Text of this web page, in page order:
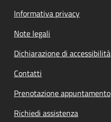
Informativa privacy
Note legali
Dichiarazione di accessibilità
Contatti
Prenotazione appuntamento
Richiedi assistenza